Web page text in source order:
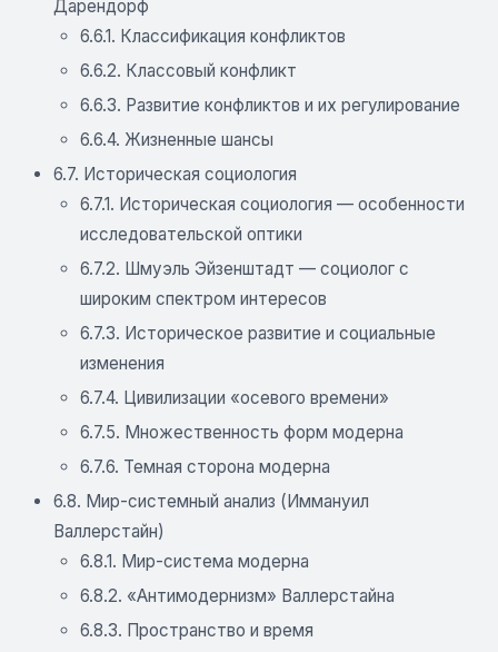
Дарендорф
6.6.1. Классификация конфликтов
6.6.2. Классовый конфликт
6.6.3. Развитие конфликтов и их регулирование
6.6.4. Жизненные шансы
6.7. Историческая социология
6.7.1. Историческая социология — особенности
исследовательской оптики
6.7.2. Шмуэль Эйзенштадт — cоциолог с
широким спектром интересов
6.7.3. Историческое развитие и социальные
изменения
6.7.4. Цивилизации «осевого времени»
6.7.5. Множественность форм модерна
6.7.6. Темная сторона модерна
6.8. Мир-системный анализ (Иммануил
Валлерстайн)
6.8.1. Мир-система модерна
6.8.2. «Антимодернизм» Валлерстайна
6.8.3. Пространство и время